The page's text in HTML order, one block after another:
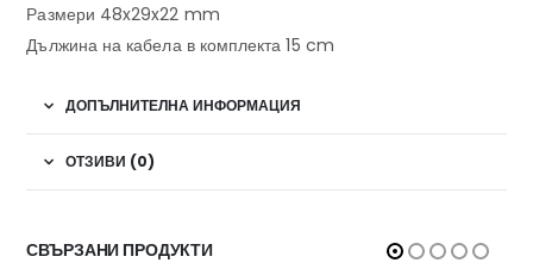
Размери 48x29x22 mm
Дължина на кабела в комплекта 15 cm
ДОПЪЛНИТЕЛНА ИНФОРМАЦИЯ
ОТЗИВИ (0)
СВЪРЗАНИ ПРОДУКТИ